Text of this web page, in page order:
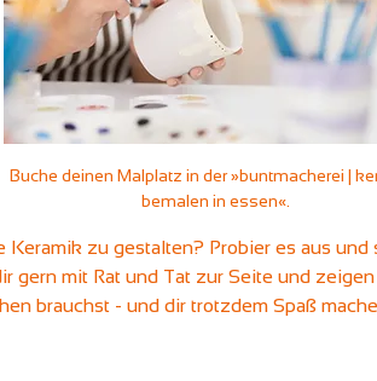
Buche deinen Malplatz in der »buntmacherei |
bemalen in essen«.
Keramik zu gestalten? Probier es aus
gern mit Rat und Tat zur Seite und
brauchst - und dir trotzdem Spaß